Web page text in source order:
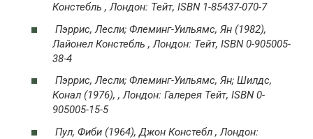
Констебль , Лондон: Тейт, ISBN 1-85437-070-7
Пэррис, Лесли; Флеминг-Уильямс, Ян (1982),
Лайонел Констебль , Лондон: Тейт, ISBN 0-905005-
38-4
Пэррис, Лесли; Флеминг-Уильямс, Ян; Шилдс,
Конал (1976), , Лондон: Галерея Тейт, ISBN 0-
905005-15-5
Пул, Фиби (1964), Джон Констебл , Лондон: